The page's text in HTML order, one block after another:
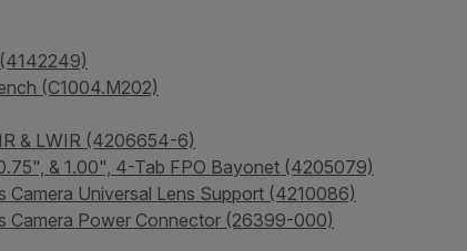
(C1004.M202)
& LWIR (4206654-6)
& 1.00", 4-Tab FPO Bayonet (4205079)
Universal Lens Support (4210086)
Camera Power Connector (26399-000)